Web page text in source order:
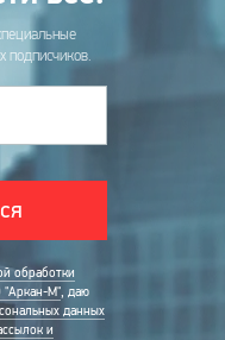
подписчиков.
обработки
"Аркан-М", даю
данных
и